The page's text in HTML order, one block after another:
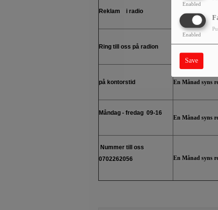
Enabled
Enabled
Save
Reklam i radio
Ring till oss på radion En Månad syns
på kontorstid En Månad syns
Måndag - fredag 09-16
En Månad syns
Nummer till oss
0702262056
En Månad syns